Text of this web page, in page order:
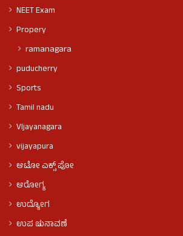
NEET Exam
Propery
ramanagara
puducherry
Sports
Tamil nadu
VIjayanagara
vijayapura
ಆಟೋ ಎಕ್ಸ್ ಪೋ
ಆರೋಗ್ಯ
ಉದ್ಯೋಗ
ಉಪ ಚುನಾವಣೆ